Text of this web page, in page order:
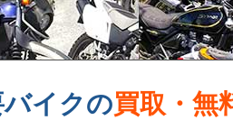
イクの買取・無